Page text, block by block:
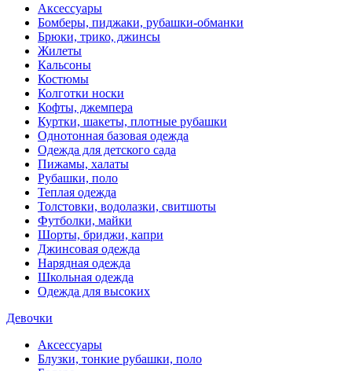
Аксессуары
Бомберы, пиджаки, рубашки-обманки
Брюки, трико, джинсы
Жилеты
Кальсоны
Костюмы
Колготки носки
Кофты, джемпера
Куртки, шакеты, плотные рубашки
Однотонная базовая одежда
Одежда для детского сада
Пижамы, халаты
Рубашки, поло
Теплая одежда
Толстовки, водолазки, свитшоты
Футболки, майки
Шорты, бриджи, капри
Джинсовая одежда
Нарядная одежда
Школьная одежда
Одежда для высоких
Девочки
Аксессуары
Блузки, тонкие рубашки, поло